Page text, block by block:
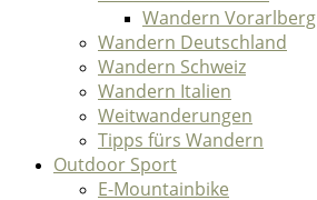
Wandern Vorarlberg
Wandern Deutschland
Wandern Schweiz
Wandern Italien
Weitwanderungen
Tipps fürs Wandern
Outdoor Sport
E-Mountainbike